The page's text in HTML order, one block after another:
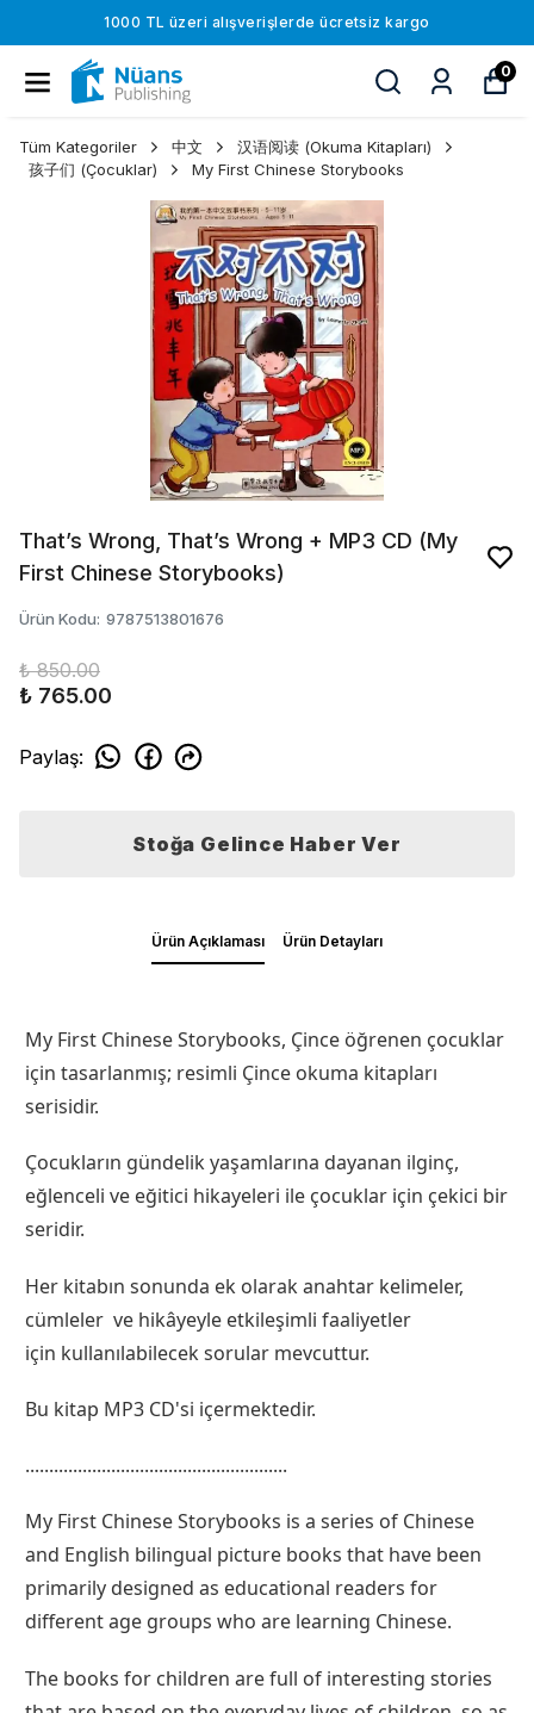
1000 TL üzeri alışverişlerde ücretsiz kargo
0
Tüm Kategoriler 中文
汉语阅读 (Okuma Kitapları)
孩子们 (Çocuklar)
My First Chinese Storybooks
That’s Wrong, That’s Wrong + MP3 CD (My
First Chinese Storybooks)
Ürün Kodu: 9787513801676
₺ 850.00
₺ 765.00
Paylaş:
Stoğa Gelince Haber Ver
Ürün Açıklaması Ürün Detayları
My First Chinese Storybooks, Çince öğrenen çocuklar
için tasarlanmış; resimli Çince okuma kitapları
serisidir.
Çocukların gündelik yaşamlarına dayanan ilginç,
eğlenceli ve eğitici hikayeleri ile çocuklar için çekici bir
seridir.
Her kitabın sonunda ek olarak anahtar kelimeler,
cümleler ve hikâyeyle etkileşimli faaliyetler
için kullanılabilecek sorular mevcuttur.
Bu kitap MP3 CD'si içermektedir.
.......................................................
My First Chinese Storybooks is a series of Chinese
and English bilingual picture books that have been
primarily designed as educational readers for
different age groups who are learning Chinese.
The books for children are full of interesting stories